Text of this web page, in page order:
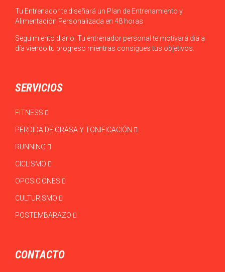
Tu Entrenador te diseñará un Plan de Entrenamiento y
Alimentación Personalizada en 48 horas
Seguimiento diario: Tu entrenador personal te motivará día a
día viendo tu progreso mientras consigues tus objetivos.
SERVICIOS
FITNESS
PÉRDIDA DE GRASA Y TONIFICACIÓN
RUNNING
CICLISMO
OPOSICIONES
CULTURISMO
POSTEMBARAZO
CONTACTO